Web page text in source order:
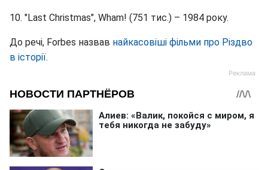
10. "Last Christmas", Wham! (751 тис.) – 1984 року.
До речі, Forbes назвав найкасовіші фільми про Різдво
в історії.